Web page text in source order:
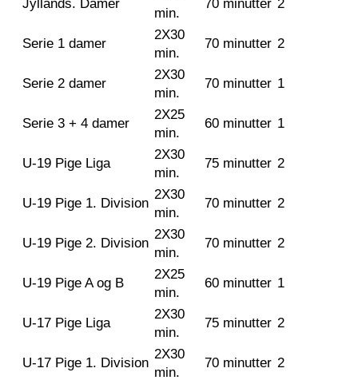
Jyllands. Damer
min.
70 minutter 2
Serie 1 damer
2X30
min.
70 minutter 2
Serie 2 damer
2X30
min.
70 minutter 1
Serie 3 + 4 damer
2X25
min.
60 minutter 1
U-19 Pige Liga
2X30
min.
75 minutter 2
U-19 Pige 1. Division
2X30
min.
70 minutter 2
U-19 Pige 2. Division
2X30
min.
70 minutter 2
U-19 Pige A og B
2X25
min.
60 minutter 1
U-17 Pige Liga
2X30
min.
75 minutter 2
U-17 Pige 1. Division
2X30
min.
70 minutter 2